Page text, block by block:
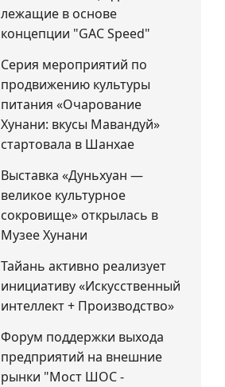
лежащие в основе
концепции "GAC Speed"
Серия мероприятий по
продвижению культуры
питания «Очарование
Хунани: вкусы Мавандуй»
стартовала в Шанхае
Выставка «Дуньхуан —
великое культурное
сокровище» открылась в
Музее Хунани
Тайань активно реализует
инициативу «Искусственный
интеллект + Производство»
Форум поддержки выхода
предприятий на внешние
рынки "Мост ШОС -